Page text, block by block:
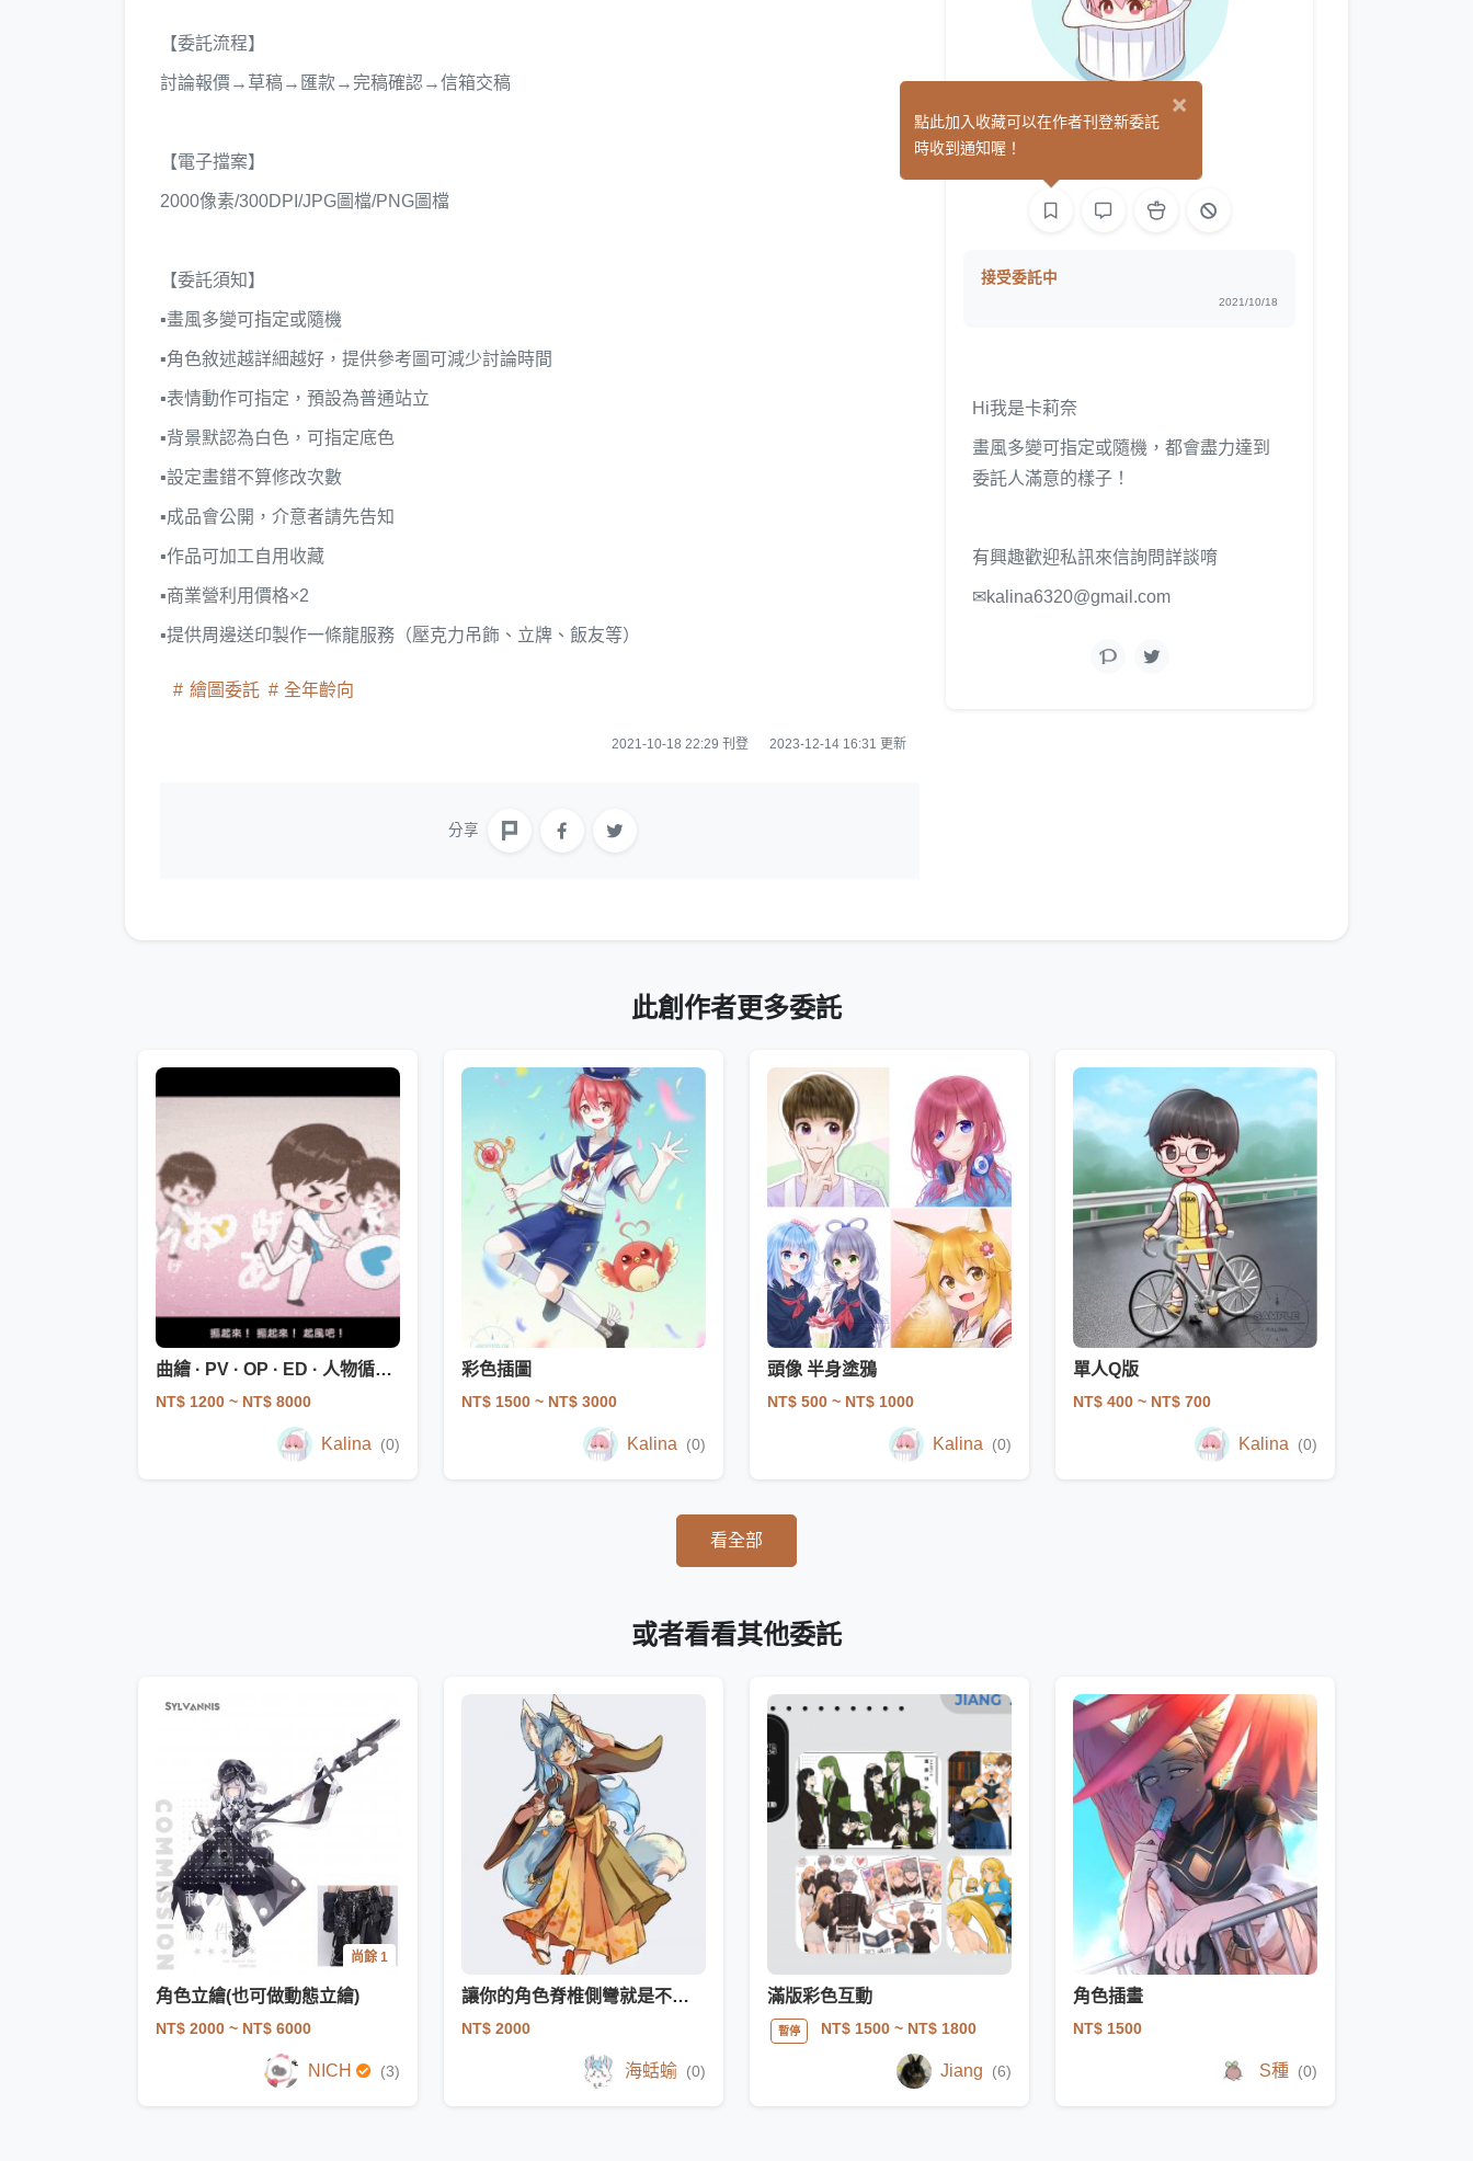
【委託流程】
討論報價→草稿→匯款→完稿確認→信箱交稿
【電子擋案】
2000像素/300DPI/JPG圖檔/PNG圖檔
【委託須知】
▪️畫風多變可指定或隨機
▪️角色敘述越詳細越好，提供參考圖可減少討論時間
▪️表情動作可指定，預設為普通站立
▪️背景默認為白色，可指定底色
▪️設定畫錯不算修改次數
▪️成品會公開，介意者請先告知
▪️作品可加工自用收藏
▪️商業營利用價格×2
▪️提供周邊送印製作一條龍服務（壓克力吊飾、立牌、飯友等）
繪圖委託 全年齡向
2021-10-18 22:29 刊登 2023-12-14 16:31 更新
分享
Kalina
接受委託中
2021/10/18
Hi我是卡莉奈
畫風多變可指定或隨機，都會盡力達到
委託人滿意的樣子！
有興趣歡迎私訊來信詢問詳談唷
✉kalina6320@gmail.com
此創作者更多委託
曲繪 · PV · OP · ED · 人物循環動畫
NT$ 1200 ~ NT$ 8000
Kalina (0)
彩色插圖
NT$ 1500 ~ NT$ 3000
Kalina (0)
頭像 半身塗鴉
NT$ 500 ~ NT$ 1000
Kalina (0)
單人Q版
NT$ 400 ~ NT$ 700
Kalina (0)
看全部
或者看看其他委託
尚餘 1
角色立繪(也可做動態立繪)
NT$ 2000 ~ NT$ 6000
NICH (3)
讓你的角色脊椎側彎就是不立正
NT$ 2000
海蛞蝓 (0)
滿版彩色互動
暫停 NT$ 1500~ NT$ 1800
Jiang (6)
角色插畫
NT$ 1500
S種 (0)
×
點此加入收藏可以在作者刊登新委託
時收到通知喔！